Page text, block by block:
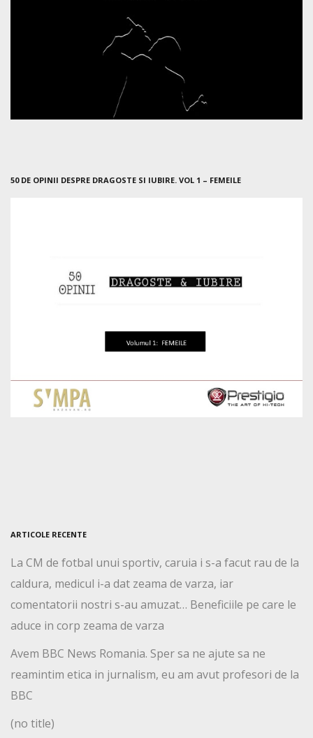
50 DE OPINII DESPRE DRAGOSTE SI IUBIRE. VOL 1 – FEMEILE
ARTICOLE RECENTE
La CM de fotbal unui sportiv, caruia i s-a facut rau de la
caldura, medicul i-a dat zeama de varza, iar
comentatorii nostri s-au amuzat… Beneficiile pe care le
aduce in corp zeama de varza
Avem BBC News Romania. Sper sa ne ajute sa ne
reamintim etica in jurnalism, eu am avut profesori de la
BBC
(no title)